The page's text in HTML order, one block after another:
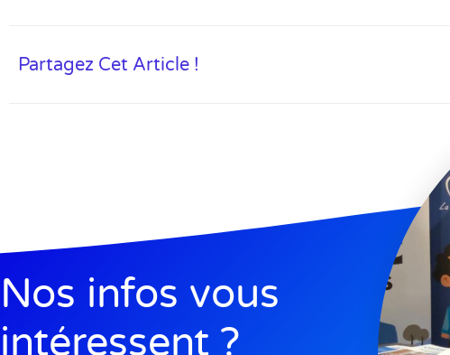
Partagez Cet Article !
Nos infos vous
intéressent ?